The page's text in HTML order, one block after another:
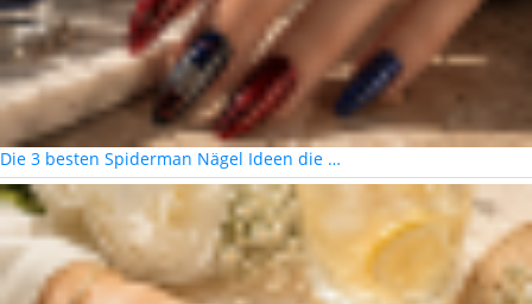
Die 3 besten Spiderman Nägel Ideen die …